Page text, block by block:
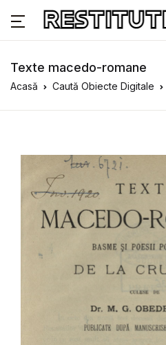
Texte macedo-romane
Acasă Caută Obiecte Digitale